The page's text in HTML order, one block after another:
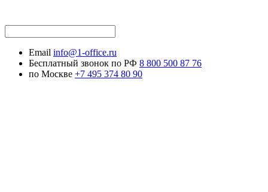
Email info@1-office.ru
Бесплатный звонок по РФ 8 800 500 87 76
по Москве +7 495 374 80 90